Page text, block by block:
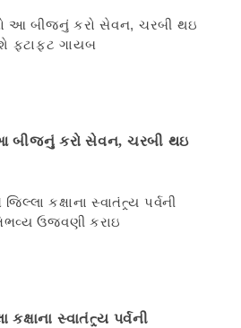
બીજનું કરો સેવન, ચરબી થઇ
સ્વાતંત્ર્ય પર્વની